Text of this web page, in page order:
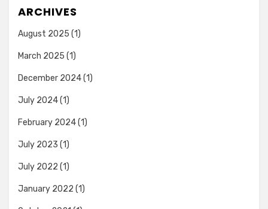
ARCHIVES
August 2025 (1)
March 2025 (1)
December 2024(1)
July 2024(1)
February 2024(1)
July 2023 (1)
July 2022 (1)
January 2022 (1)